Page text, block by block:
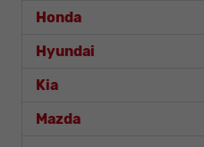
Honda
Hyundai
Kia
Mazda